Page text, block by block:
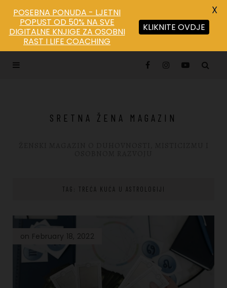
SRETNA ŽENA MAGAZIN
TAG: TREĆA KUĆA U ASTROLOGIJI
on February 18, 2022
POSEBNA PONUDA - LJETNI
POPUST OD 50% NA SVE
DIGITALNE KNJIGE ZA OSOBNI
RAST I LIFE COACHING
KLIKNITE OVDJE
X